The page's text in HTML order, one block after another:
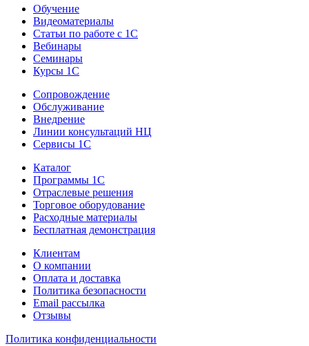
Обучение
Видеоматериалы
Статьи по работе с 1С
Вебинары
Семинары
Курсы 1С
Сопровождение
Обслуживание
Внедрение
Линии консультаций НЦ
Сервисы 1С
Каталог
Программы 1С
Отраслевые решения
Торговое оборудование
Расходные материалы
Бесплатная демонстрация
Клиентам
О компании
Оплата и доставка
Политика безопасности
Email рассылка
Отзывы
Политика конфиденциальности